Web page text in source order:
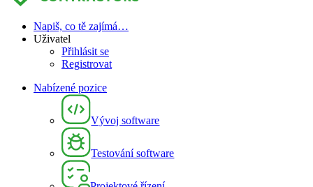
Napiš, co tě zajímá…
Uživatel
Přihlásit se
Registrovat
Nabízené pozice
Vývoj software
Testování software